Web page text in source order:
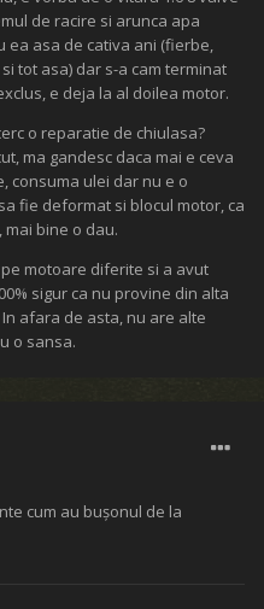
de racire si arunca apa
ea asa de cativa ani (fierbe,
tot asa) dar s-a cam terminat
e deja la al doilea motor.
o reparatie de chiulasa?
ma gandesc daca mai e ceva
consuma ulei dar nu e o
fie deformat si blocul motor, ca
bine o dau.
motoare diferite si a avut
sigur ca nu provine din alta
afara de asta, nu are alte
o sansa.
cum au bușonul de la